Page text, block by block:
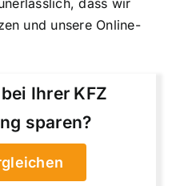
und unsere Online-
Ihrer KFZ
sparen?